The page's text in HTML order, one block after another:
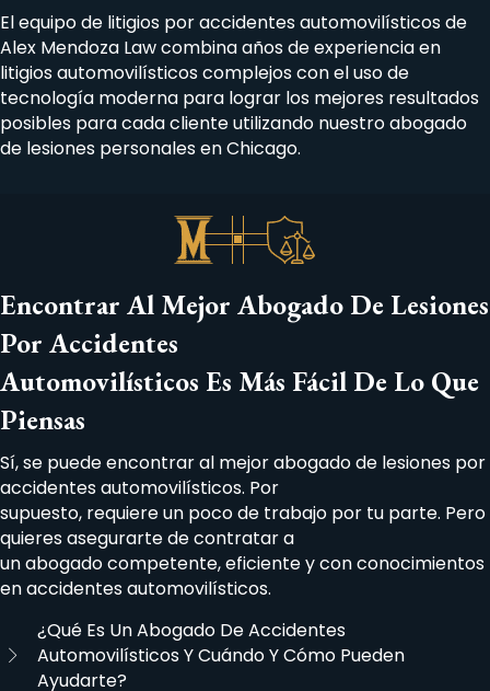
El equipo de litigios por accidentes automovilísticos de
Alex Mendoza Law combina años de experiencia en
litigios automovilísticos complejos con el uso de
tecnología moderna para lograr los mejores resultados
posibles para cada cliente utilizando nuestro abogado
de lesiones personales en Chicago.
Encontrar Al Mejor Abogado De Lesiones
Por Accidentes
Automovilísticos Es Más Fácil De Lo Que
Piensas
Sí, se puede encontrar al mejor abogado de lesiones por
accidentes automovilísticos. Por
supuesto, requiere un poco de trabajo por tu parte. Pero
quieres asegurarte de contratar a
un abogado competente, eficiente y con conocimientos
en accidentes automovilísticos.
¿Qué Es Un Abogado De Accidentes
Automovilísticos Y Cuándo Y Cómo Pueden
Ayudarte?